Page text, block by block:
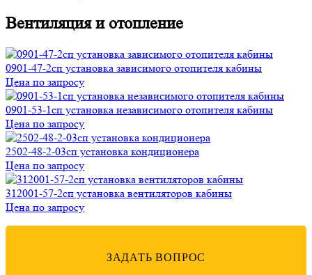
Вентиляция и отопление
0901-47-2сп установка зависимого отопителя кабины
Цена по запросу
0901-53-1сп установка независимого отопителя кабины
Цена по запросу
2502-48-2-03сп установка кондиционера
Цена по запросу
312001-57-2сп установка вентиляторов кабины
Цена по запросу
ЗАДАТЬ ВОПРОС